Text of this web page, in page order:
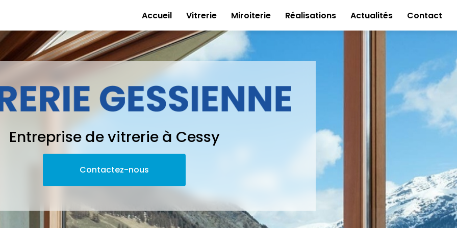
Accueil
Vitrerie Miroiterie Réalisations Actualités Contact
Entreprise de vitrerie à Cessy
Contactez-nous